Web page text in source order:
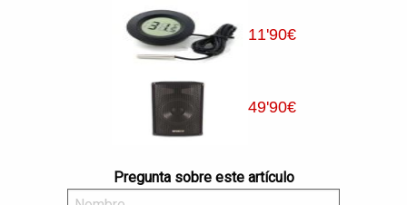
11'90€
49'90€
Pregunta sobre este artículo